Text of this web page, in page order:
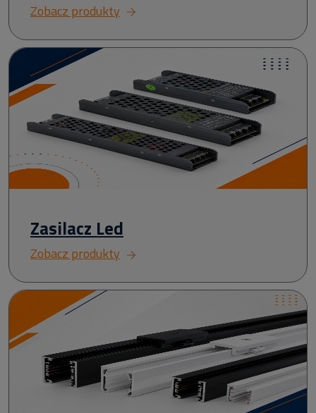
Zobacz produkty
Zasilacz Led
Zobacz produkty